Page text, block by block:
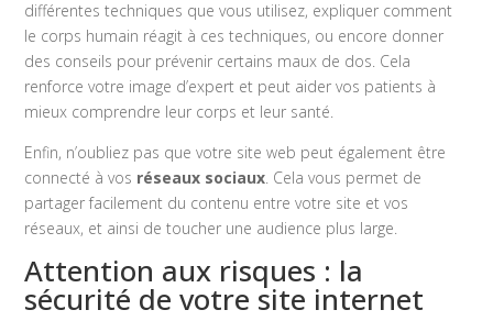
différentes techniques que vous utilisez, expliquer comment
le corps humain réagit à ces techniques, ou encore donner
des conseils pour prévenir certains maux de dos. Cela
renforce votre image d’expert et peut aider vos patients à
mieux comprendre leur corps et leur santé.
Enfin, n’oubliez pas que votre site web peut également être
connecté à vos réseaux sociaux. Cela vous permet de
partager facilement du contenu entre votre site et vos
réseaux, et ainsi de toucher une audience plus large.
Attention aux risques : la
sécurité de votre site internet